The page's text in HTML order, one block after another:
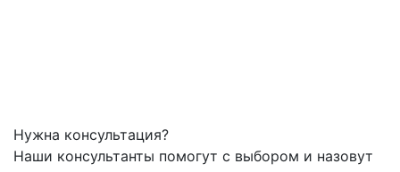
Нужна консультация?
Наши консультанты помогут с выбором и назовут